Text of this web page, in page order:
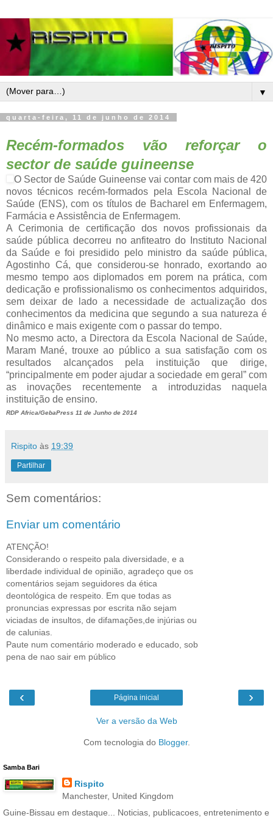
▼
quarta-feira, 11 de junho de 2014
Recém-formados vão reforçar o
sector de saúde guineense
O Sector de Saúde Guineense vai contar com mais de 420
novos técnicos recém-formados pela Escola Nacional de
Saúde (ENS), com os títulos de Bacharel em Enfermagem,
Farmácia e Assistência de Enfermagem.
A Cerimonia de certificação dos novos profissionais da
saúde pública decorreu no anfiteatro do Instituto Nacional
da Saúde e foi presidido pelo ministro da saúde pública,
Agostinho Cá, que considerou-se honrado, exortando ao
mesmo tempo aos diplomados em porem na prática, com
dedicação e profissionalismo os conhecimentos adquiridos,
sem deixar de lado a necessidade de actualização dos
conhecimentos da medicina que segundo a sua natureza é
dinâmico e mais exigente com o passar do tempo.
No mesmo acto, a Directora da Escola Nacional de Saúde,
Maram Mané, trouxe ao público a sua satisfação com os
resultados alcançados pela instituição que dirige,
“principalmente em poder ajudar a sociedade em geral” com
as inovações recentemente a introduzidas naquela
instituição de ensino.
RDP Africa/GebaPress 11 de Junho de 2014
Rispito às 19:39
Partilhar
Sem comentários:
Enviar um comentário
ATENÇÃO!
Considerando o respeito pala diversidade, e a
liberdade individual de opinião, agradeço que os
comentários sejam seguidores da ética
deontológica de respeito. Em que todas as
pronuncias expressas por escrita não sejam
viciadas de insultos, de difamações,de injúrias ou
de calunias.
Paute num comentário moderado e educado, sob
pena de nao sair em público
‹ ›
Página inicial
Ver a versão da Web
Com tecnologia do Blogger.
Samba Bari
Rispito
Manchester, United Kingdom
Guine-Bissau em destaque... Noticias, publicacoes, entretenimento e